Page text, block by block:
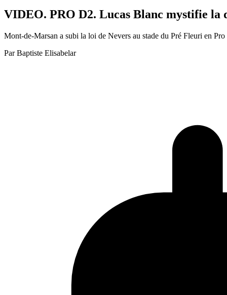
VIDEO. PRO D2. Lucas Blanc mystifie la
Mont-de-Marsan a subi la loi de Nevers au stade du Pré Fleuri en
Par Baptiste Elisabelar